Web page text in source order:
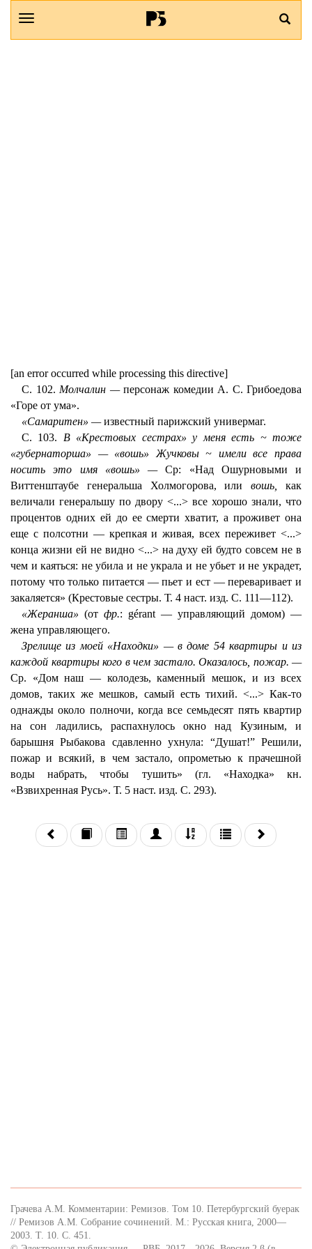
[an error occurred while processing this directive]
С. 102. Молчалин — персонаж комедии А. С. Грибоедова
«Горе от ума».
«Самаритен» —известный парижский универмаг.
С. 103. В «Крестовых сестрах» у меня есть ~ тоже
«губернаторша» — «вошь» Жучковы ~ имели все права
носить это имя «вошь» —Ср: «Над Ошурновыми и
Виттенштаубе генеральша Холмогорова, иливошь,как
величали генеральшу по двору <...> все хорошо знали, что
процентов одних ей до ее смерти хватит, а проживет она
еще с полсотни — крепкая и живая, всех переживет <...>
конца жизни ей не видно <...> на духу ей будто совсем не в
чем и каяться: не убила и не украла и не убьет и не украдет,
потому что только питается — пьет и ест — переваривает и
закаляется» (Крестовые сестры. Т. 4 наст. изд. С. 111—112).
«Жеранша» (от фр.: gérant — управляющий домом) —
жена управляющего.
Зрелище из моей «Находки» — в доме 54 квартиры и из
каждой квартиры кого в чем застало. Оказалось, пожар. —
Ср. «Дом наш — колодезь, каменный мешок, и из всех
домов, таких же мешков, самый есть тихий. <...> Как-то
однажды около полночи, когда все семьдесят пять квартир
на сон ладились, распахнулось окно над Кузиным, и
барышня Рыбакова сдавленно ухнула: “Душат!” Решили,
пожар и всякий, в чем застало, опрометью к прачешной
воды набрать, чтобы тушить» (гл. «Находка» кн.
«Взвихренная Русь». Т. 5 наст. изд. С. 293).
Грачева А.М. Комментарии: Ремизов. Том 10. Петербургский буерак
// Ремизов А.М. Собрание сочинений. М.: Русская книга, 2000—
2003. Т. 10. С. 451.